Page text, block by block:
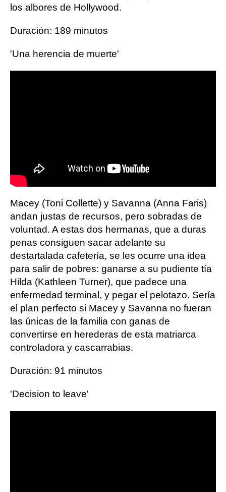
los albores de Hollywood.
Duración: 189 minutos
'Una herencia de muerte'
Macey (Toni Collette) y Savanna (Anna Faris)
andan justas de recursos, pero sobradas de
voluntad. A estas dos hermanas, que a duras
penas consiguen sacar adelante su
destartalada cafetería, se les ocurre una idea
para salir de pobres: ganarse a su pudiente tía
Hilda (Kathleen Turner), que padece una
enfermedad terminal, y pegar el pelotazo. Sería
el plan perfecto si Macey y Savanna no fueran
las únicas de la familia con ganas de
convertirse en herederas de esta matriarca
controladora y cascarrabias.
Duración: 91 minutos
'Decision to leave'